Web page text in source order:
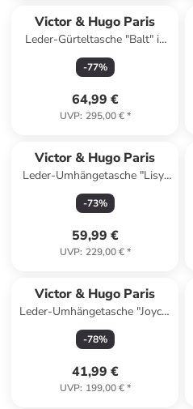
Victor & Hugo Paris
Leder-Gürteltasche "Balt" in
Schwarz - (B)35 x (H)30 x
(T)10 cm
-77%
64,99 €
UVP: 295,00 €*
Victor & Hugo Paris
Leder-Umhängetasche "Lisy"
in Schwarz - (B)21 x (H)7 x
(T)14,6 cm
-73%
59,99 €
UVP: 229,00 €*
Victor & Hugo Paris
Leder-Umhängetasche "Joyce"
in Schwarz - (B)26 x (H)16 x
(T)6 cm
-78%
41,99 €
UVP: 199,00 €*